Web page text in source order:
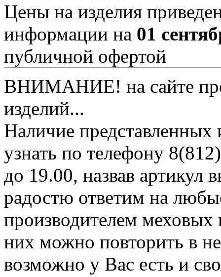
Цены на изделия
информации на 01
публичной офертой
ВНИМАНИЕ! на сайте
изделий...
Наличие
узнать по телефону
до 19.00, назвав
радостю ответим на
производителем
них можно повторить в
возможно у Вас есть и